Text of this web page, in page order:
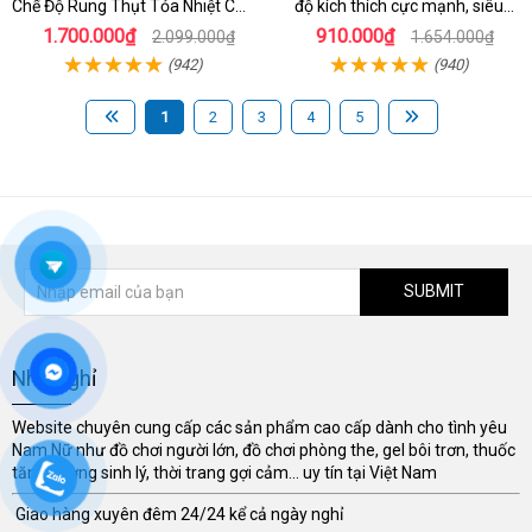
Chế Độ Rung Thụt Tỏa Nhiệt Cao
Cấp
1.700.000₫ 2.099.000₫
(942)
độ kích thích cực mạnh, siêu
sướng
910.000₫ 1.654.000₫
(940)
1 2 3 4 5
SUBMIT
Nhà Nghỉ
Website chuyên cung cấp các sản phẩm cao cấp dành cho tình yêu
Nam Nữ như đồ chơi người lớn, đồ chơi phòng the, gel bôi trơn, thuốc
tăng cường sinh lý, thời trang gợi cảm... uy tín tại Việt Nam
Giao hàng xuyên đêm 24/24 kể cả ngày nghỉ